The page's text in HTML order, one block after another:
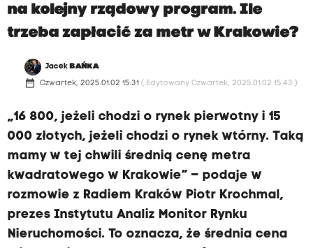
na kolejny rządowy program. Ile
trzeba zapłacić za metr w Krakowie?
Jacek BAŃKA
date_range Czwartek, 2025.01.02 15:31 ( Edytowany Czwartek, 2025.01.02 15:43 )
„16 800, jeżeli chodzi o rynek pierwotny i 15
000 złotych, jeżeli chodzi o rynek wtórny. Taką
mamy w tej chwili średnią cenę metra
kwadratowego w Krakowie” – podaje w
rozmowie z Radiem Kraków Piotr Krochmal,
prezes Instytutu Analiz Monitor Rynku
Nieruchomości. To oznacza, że średnia cena